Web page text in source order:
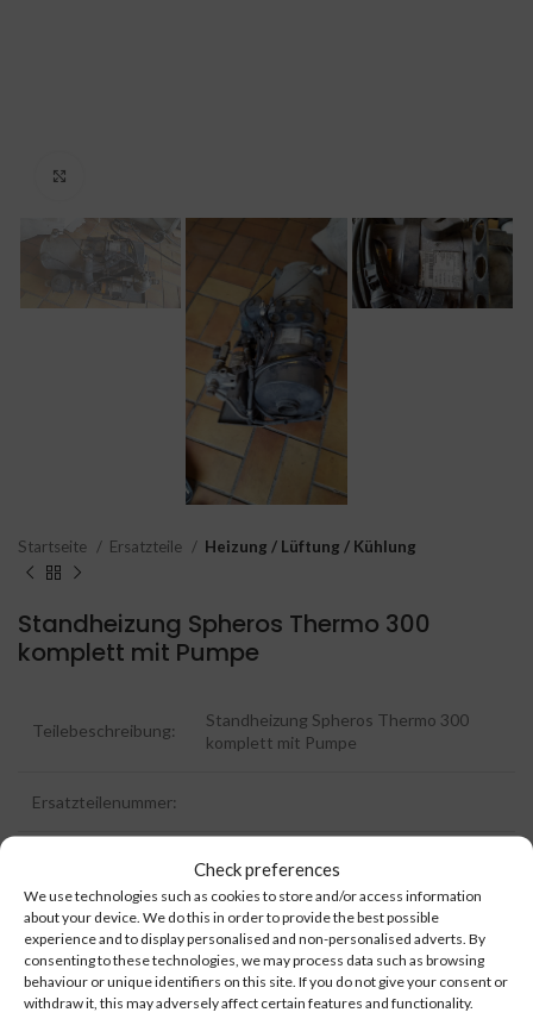
Check preferences
We use technologies such as cookies to store and/or access information
about your device. We do this in order to provide the best possible
experience and to display personalised and non-personalised adverts. By
consenting to these technologies, we may process data such as browsing
behaviour or unique identifiers on this site. If you do not give your consent or
withdraw it, this may adversely affect certain features and functionality.
Startseite Ersatzteile Heizung / Lüftung / Kühlung
Standheizung Spheros Thermo 300
komplett mit Pumpe
Teilebeschreibung:
Standheizung Spheros Thermo 300
komplett mit Pumpe
Ersatzteilenummer:
Gebraucht
Baujahr:
Marke: Spheros